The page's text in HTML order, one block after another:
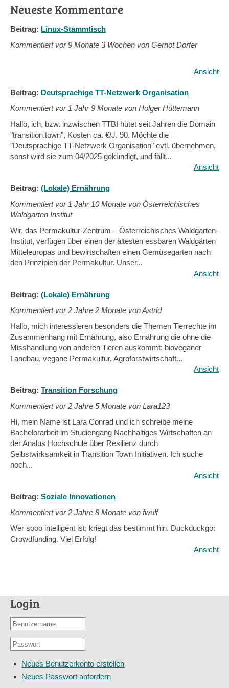
Neueste Kommentare
Beitrag: Linux-Stammtisch
Kommentiert vor9 Monate 3 Wochen von Gernot Dorfer
Ansicht
Beitrag: Deutsprachige TT-Netzwerk Organisation
Kommentiert vor 1 Jahr 9 Monate von Holger Hüttemann
Hallo, ich, bzw. inzwischen TTBI hütet seit Jahren die Domain
"transition.town", Kosten ca. €/J. 90. Möchte die
"Deutsprachige TT-Netzwerk Organisation" evtl. übernehmen,
sonst wird sie zum 04/2025 gekündigt, und fällt...
Ansicht
Beitrag: (Lokale) Ernährung
Kommentiert vor 1 Jahr 10 Monate von Österreichisches
Waldgarten Institut
Wir, das Permakultur-Zentrum – Österreichisches Waldgarten-
Institut, verfügen über einen der ältesten essbaren Waldgärten
Mitteleuropas und bewirtschaften einen Gemüsegarten nach
den Prinzipien der Permakultur. Unser...
Ansicht
Beitrag: (Lokale) Ernährung
Kommentiert vor2 Jahre 2 Monate von Astrid
Hallo, mich interessieren besonders die Themen Tierrechte im
Zusammenhang mit Ernährung, also Ernährung die ohne die
Misshandlung von anderen Tieren auskommt: bioveganer
Landbau, vegane Permakultur, Agroforstwirtschaft...
Ansicht
Beitrag: Transition Forschung
Kommentiert vor2 Jahre 5 Monate von Lara123
Hi, mein Name ist Lara Conrad und ich schreibe meine
Bachelorarbeit im Studiengang Nachhaltiges Wirtschaften an
der Analus Hochschule über Resilienz durch
Selbstwirksamkeit in Transition Town Initiativen. Ich suche
noch...
Ansicht
Beitrag: Soziale Innovationen
Kommentiert vor2 Jahre 8 Monate von fwulf
Wer sooo intelligent ist, kriegt das bestimmt hin. Duckduckgo:
Crowdfunding. Viel Erfolg!
Ansicht
Login
Benutzername
E-
Adresse
Passwort
Neues Benutzerkonto erstellen
Neues Passwort anfordern